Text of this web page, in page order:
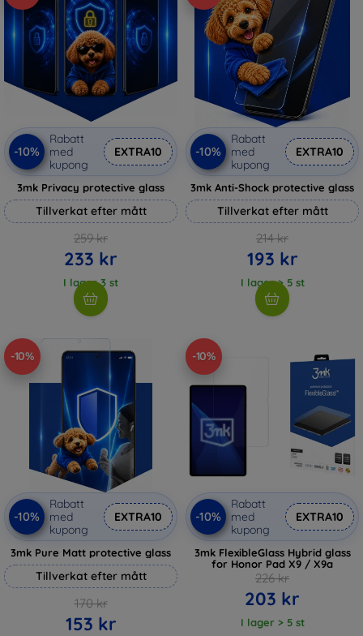
-10%
Rabatt
med
kupong
EXTRA10
3mk Privacy protective glass
Tillverkat efter mått
259 kr
233 kr
I lager 3 st
-10%
Rabatt
med
kupong
EXTRA10
3mk Anti-Shock protective glass
Tillverkat efter mått
214 kr
193 kr
I lager > 5 st
-10%
-10%
Rabatt
med
kupong
EXTRA10
3mk Pure Matt protective glass
Tillverkat efter mått
170 kr
153 kr
-10%
-10%
Rabatt
med
kupong
EXTRA10
3mk FlexibleGlass Hybrid glass
for Honor Pad X9 / X9a
226 kr
203 kr
I lager > 5 st